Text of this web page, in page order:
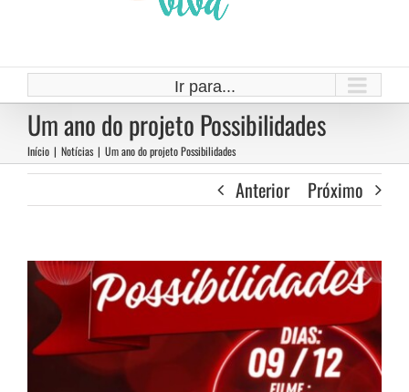
Ir para...
Um ano do projeto Possibilidades
Início | Notícias | Um ano do projeto Possibilidades
Anterior Próximo
View
Larger
Image